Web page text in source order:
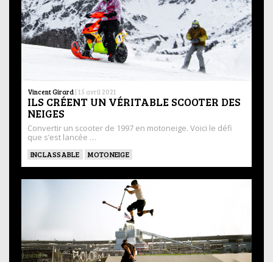
Vincent Girard | 15 avril 2021
ILS CRÉENT UN VÉRITABLE SCOOTER DES
NEIGES
Convertir un scooter de 1997 en motoneige. Voici le défi
que s’est lancée …
INCLASSABLE MOTONEIGE